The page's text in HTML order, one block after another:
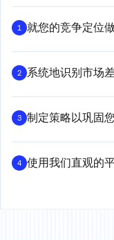
1 就您的竞争定位
2 系统地识别市场
3 制定策略以巩固
4 使用我们直观的